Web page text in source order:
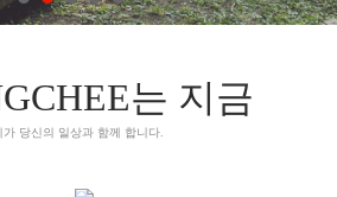
는 지금
가 당신의 일상과 함께 합니다.